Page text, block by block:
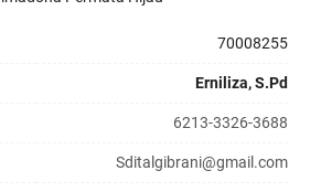
70008255
Erniliza, S.Pd
6213-3326-3688
Sditalgibrani@gmail.com